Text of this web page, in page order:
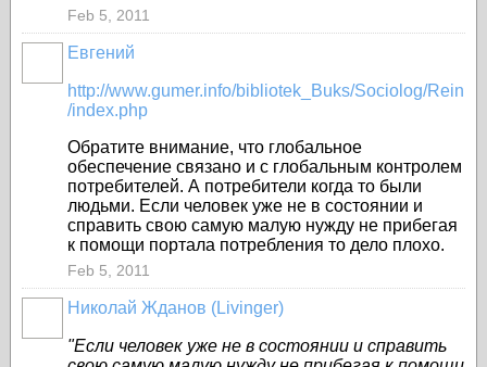
Feb 5, 2011
Евгений
http://www.gumer.info/bibliotek_Buks/Sociolog/Rein
/index.php
Обратите внимание, что глобальное
обеспечение связано и с глобальным контролем
потребителей. А потребители когда то были
людьми. Если человек уже не в состоянии и
справить свою самую малую нужду не прибегая
к помощи портала потребления то дело плохо.
Feb 5, 2011
Николай Жданов (Livinger)
"Если человек уже не в состоянии и справить